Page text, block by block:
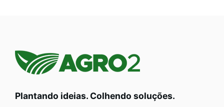
Plantando ideias. Colhendo soluções.